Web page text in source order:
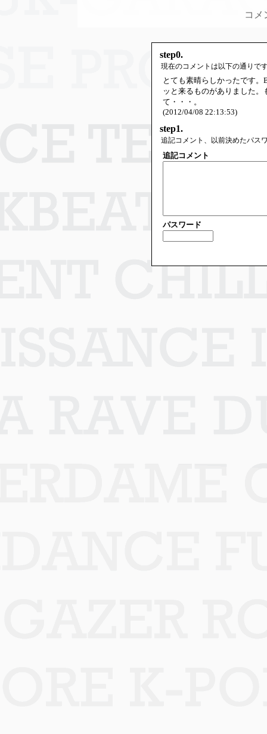
コメ
step0.
現在のコメントは以下の通りで
とても素晴らしかったです
ッと来るものがありました
て・・・。
(2012/04/08 22:13:53)
step1.
追記コメント、以前決めたパス
追記コメント
パスワード